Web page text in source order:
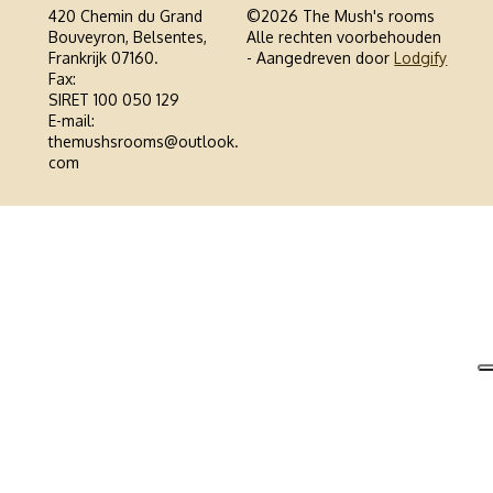
420 Chemin du Grand
Bouveyron, Belsentes,
Frankrijk 07160.
Fax:
SIRET 100 050 129
E-mail:
themushsrooms@outlook.
com
©2026 The Mush's rooms
Alle rechten voorbehouden
- Aangedreven door Lodgify